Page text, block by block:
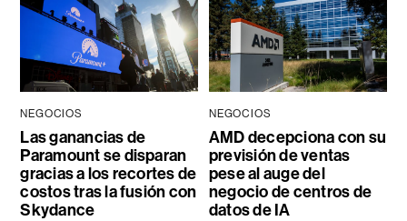
NEGOCIOS
Las ganancias de
Paramount se disparan
gracias a los recortes de
costos tras la fusión con
Skydance
NEGOCIOS
AMD decepciona con su
previsión de ventas
pese al auge del
negocio de centros de
datos de IA